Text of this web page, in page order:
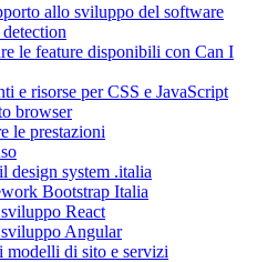
allo sviluppo del software
le feature disponibili con Can I
e risorse per CSS e JavaScript
browser
le prestazioni
design system .italia
Bootstrap Italia
React
Angular
modelli di sito e servizi